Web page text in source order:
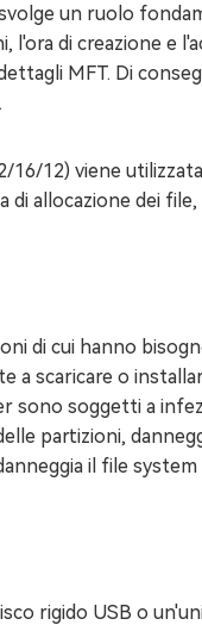
un ruolo
di creazione e
MFT. Di
16/12) viene
allocazione dei
di cui hanno
a scaricare o
sono soggetti a
partizioni,
il file system
rigido USB o